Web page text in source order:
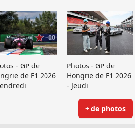
- GP de
de F1 2026
Photos - GP de
Hongrie de F1 2026
- Jeudi
+ de photos